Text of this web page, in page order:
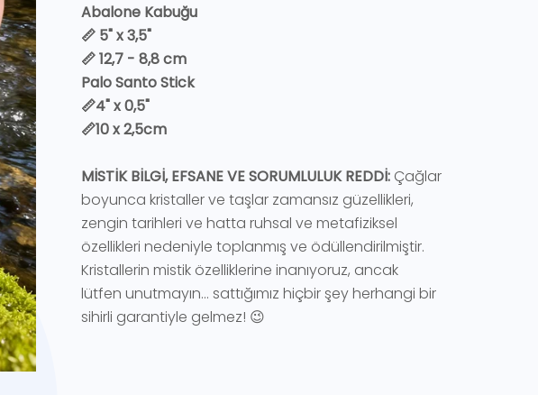
Abalone Kabuğu
📏 5" x 3,5"
📏 12,7 - 8,8 cm
Palo Santo Stick
📏4" x 0,5"
📏10 x 2,5cm
MİSTİK BİLGİ, EFSANE VE SORUMLULUK REDDİ: Çağlar
boyunca kristaller ve taşlar zamansız güzellikleri,
zengin tarihleri ​​ve hatta ruhsal ve metafiziksel
özellikleri nedeniyle toplanmış ve ödüllendirilmiştir.
Kristallerin mistik özelliklerine inanıyoruz, ancak
lütfen unutmayın... sattığımız hiçbir şey herhangi bir
sihirli garantiyle gelmez! 😉